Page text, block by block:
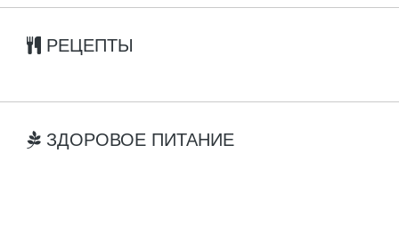
РЕЦЕПТЫ
ЗДОРОВОЕ ПИТАНИЕ